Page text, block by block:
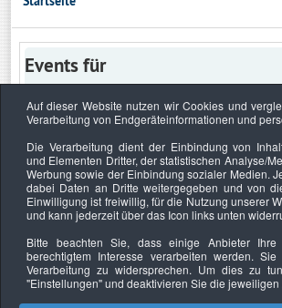
Events für
Keine Termine
Datenschutzerklärung Urheberrechtsnachweise
Copyright © 2026. Bundesverband
Sachverständiger und Fachgutachter
Auf dieser Website nutzen wir Cookies und
Verarbeitung von Endgeräteinformationen und
Die Verarbeitung dient der Einbindung von
und Elementen Dritter, der statistischen Analyse/
Werbung sowie der Einbindung sozialer Medien.
dabei Daten an Dritte weitergegeben und von
Einwilligung ist freiwillig, für die Nutzung unserer
und kann jederzeit über das Icon links unten
Bitte beachten Sie, dass einige Anbieter
berechtigtem Interesse verarbeiten werden.
Verarbeitung zu widersprechen. Um dies zu
"Einstellungen"und deaktivieren Sie die jeweiligen